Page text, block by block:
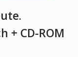
+ CD-ROM